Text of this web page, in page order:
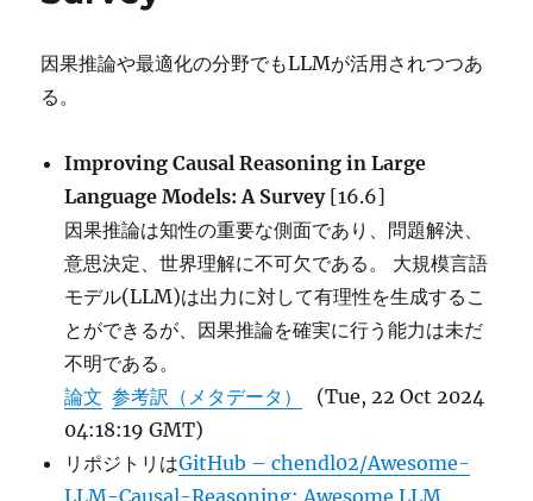
因果推論や最適化の分野でもLLMが活用されつつあ
る。
Improving Causal Reasoning in Large
Language Models: A Survey [16.6]
因果推論は知性の重要な側面であり、問題解決、
意思決定、世界理解に不可欠である。 大規模言語
モデル(LLM)は出力に対して有理性を生成するこ
とができるが、因果推論を確実に行う能力は未だ
不明である。
論文 参考訳（メタデータ）
(Tue, 22 Oct 2024
04:18:19 GMT)
リポジトリはGitHub – chendl02/Awesome-
LLM-Causal-Reasoning: Awesome LLM